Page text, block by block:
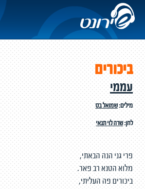
ביכורים
עממי
מילים:שמואל בס
לחן:שרה לוי תנאי
פרי גני הנה הבאתי,
מלוא הטנא רב פאר.
ביכורים פה העליתי,